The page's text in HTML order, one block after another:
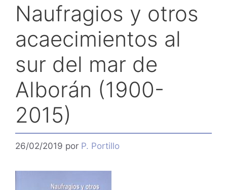
Naufragios y otros
acaecimientos al
sur del mar de
Alborán (1900-
2015)
26/02/2019 por P. Portillo